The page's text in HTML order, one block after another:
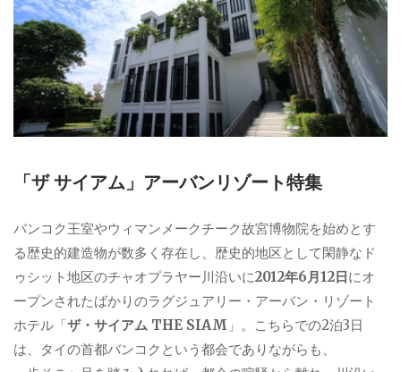
「ザ サイアム」アーバンリゾート特集
バンコク王室やウィマンメークチーク故宮博物院を始めとす
る歴史的建造物が数多く存在し、歴史的地区として閑静なド
ゥシット地区のチャオプラヤー川沿いに2012年6月12日にオ
ープンされたばかりのラグジュアリー・アーバン・リゾート
ホテル「ザ・サイアム THE SIAM 」。こちらでの2泊3日
は、タイの首都バンコクという都会でありながらも、